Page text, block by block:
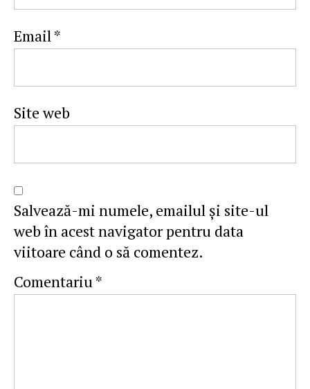
Email *
Site web
Salvează-mi numele, emailul și site-ul
web în acest navigator pentru data
viitoare când o să comentez.
Comentariu *